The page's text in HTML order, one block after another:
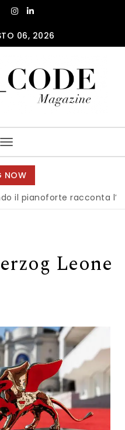
06, 2026
Toggle
navigation
NOW
pianoforte racconta
Leone